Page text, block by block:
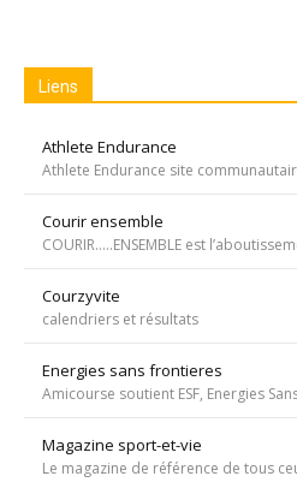
Liens
Athlete Endurance
Courir ensemble
Courzyvite
calendriers et résultats
Energies sans frontieres
Magazine sport-et-vie